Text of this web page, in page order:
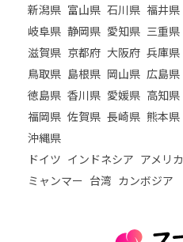
新潟県 富山県 石川県 福井県
岐阜県 静岡県 愛知県 三重県
滋賀県 京都府 大阪府 兵庫県
鳥取県 島根県 岡山県 広島県
徳島県 香川県 愛媛県 高知県
福岡県 佐賀県 長崎県 熊本県
沖縄県
ドイツ インドネシア アメリカ
ミャンマー 台湾 カンボジア